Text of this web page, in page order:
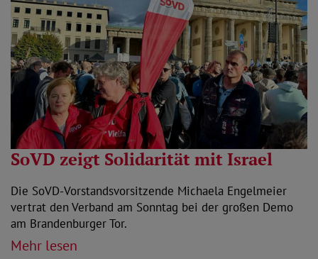
SoVD zeigt Solidarität mit Israel
Die SoVD-Vorstandsvorsitzende Michaela Engelmeier
vertrat den Verband am Sonntag bei der großen Demo
am Brandenburger Tor.
Mehr lesen